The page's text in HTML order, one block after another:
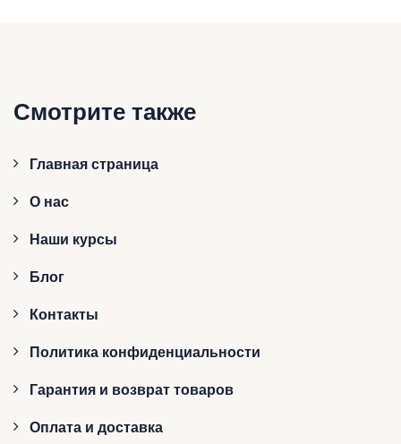
Смотрите также
Главная страница
О нас
Наши курсы
Блог
Контакты
Политика конфиденциальности
Гарантия и возврат товаров
Оплата и доставка